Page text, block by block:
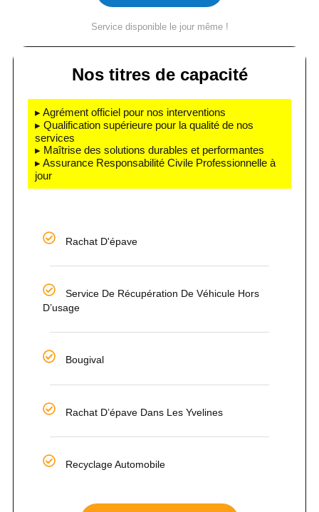
Service disponible le jour même !
Nos titres de capacité
▸ Agrément officiel pour nos interventions
▸ Qualification supérieure pour la qualité de nos
services
▸ Maîtrise des solutions durables et performantes
▸ Assurance Responsabilité Civile Professionnelle à
jour
Rachat D'épave
Service De Récupération De Véhicule Hors
D’usage
Bougival
Rachat D’épave Dans Les Yvelines
Recyclage Automobile